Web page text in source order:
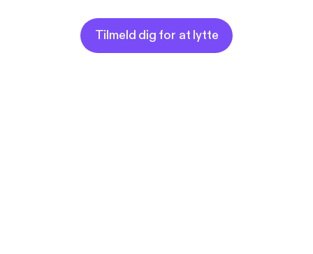
Tilmeld dig for at lytte